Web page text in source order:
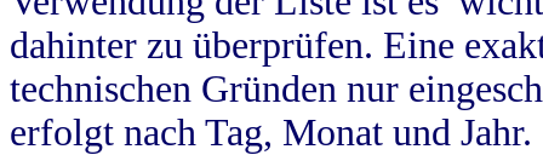
dahinter zu überprüfen. Eine
technischen Gründen nur
erfolgt nach Tag, Monat und Jahr.